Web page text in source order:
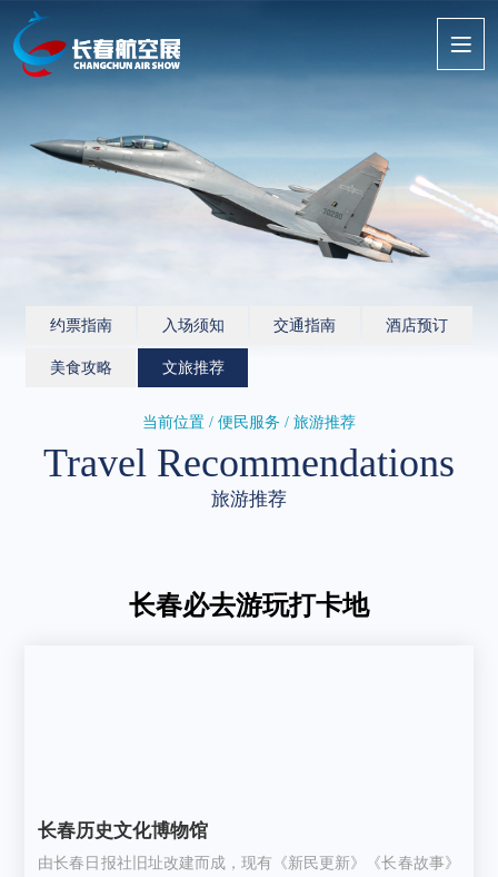
约票指南 入场须知 交通指南 酒店预订
美食攻略 文旅推荐
当前位置 / 便民服务 / 旅游推荐
Travel Recommendations
旅游推荐
长春必去游玩打卡地
长春历史文化博物馆
由长春日报社旧址改建而成，现有《新民更新》《长春故事》